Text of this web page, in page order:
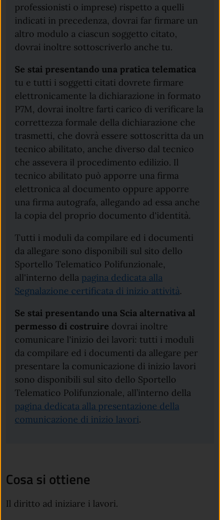
professionisti o imprese) rispetto a quelli
indicati in precedenza, dovrai far firmare un
altro modulo a ciascun soggetto citato,
dovrai inoltre sottoscriverlo anche tu.
Se stai presentando una pratica telematica
tu e tutti i soggetti citati dovrete firmare
elettronicamente la dichiarazione in formato
P7M, dovrai inoltre farti carico di verificare la
correttezza formale della dichiarazione che
trasmetti, che dovrà essere sottoscritta da un
tecnico abilitato, anche diverso dal tecnico
che assevera il procedimento edilizio. Il
tecnico abilitato può apporre una firma
elettronica al documento oppure apporre
una firma autografa, allegando ad essa anche
la copia del proprio documento d'identità.
Tutti i moduli da compilare ed i documenti
da allegare sono disponibili sul sito dello
Sportello Telematico Polifunzionale,
all'interno della pagina dedicata alla
Segnalazione certificata di inizio attività.
Se stai presentando una Scia alternativa al
permesso di costruire dovrai inoltre
comunicare l'inizio dei lavori: tutti i moduli
da compilare ed i documenti da allegare per
presentare la comunicazione di inizio lavori
sono disponibili sul sito dello Sportello
Telematico Polifunzionale, all’interno della
pagina dedicata alla presentazione della
comunicazione di inizio lavori.
Cosa si ottiene
Il diritto ad iniziare i lavori.